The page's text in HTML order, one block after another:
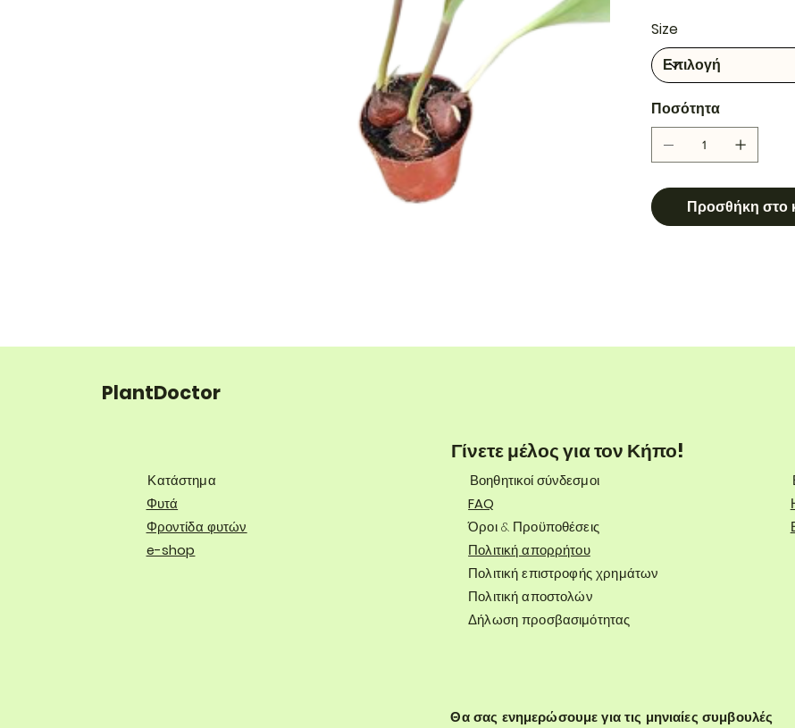
Size
Ποσότητα
Προσθήκη στο
PlantDoctor
Γίνετε μέλος για τον Κήπο!
Κατάστημα
Φυτά
Φροντίδα φυτών
e-shop
Βοηθητικοί σύνδεσμοι
FAQ
Όροι & Προϋποθέσεις
Πολιτική απορρήτου
Πολιτική επιστροφής χρημάτων
Πολιτική αποστολών
Δήλωση προσβασιμότητας
Θα σας ενημερώσουμε για τις μηνιαίες συμβουλές